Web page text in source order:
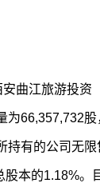
曲江旅游投资
为66,357,732
持有的公司无
本的1.18%。